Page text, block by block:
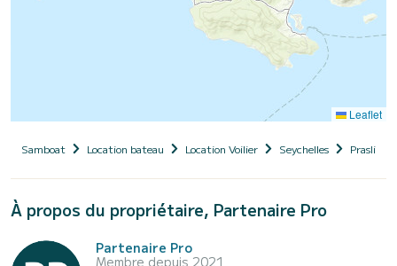
Leaflet
Samboat Location bateau Location Voilier Seychelles Praslin
À propos du propriétaire, Partenaire Pro
Partenaire Pro
Membre depuis 2021